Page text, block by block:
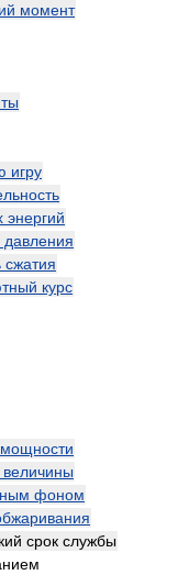
момент
игру
энергий
давления
сжатия
курс
фоном
срок службы